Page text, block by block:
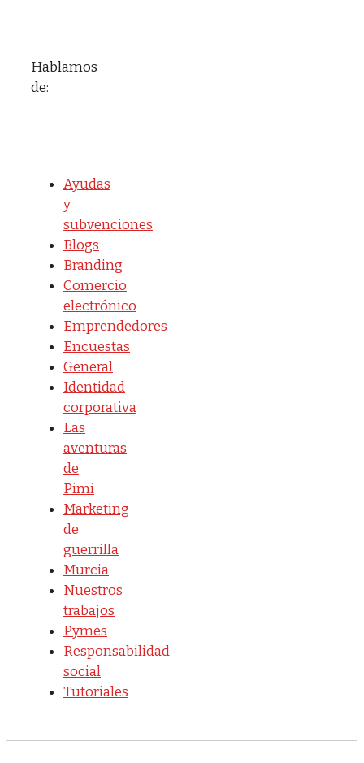
Hablamos
de:
Ayudas
y
subvenciones
Blogs
Branding
Comercio
electrónico
Emprendedores
Encuestas
General
Identidad
corporativa
Las
aventuras
de
Pimi
Marketing
de
guerrilla
Murcia
Nuestros
trabajos
Pymes
Responsabilidad
social
Tutoriales